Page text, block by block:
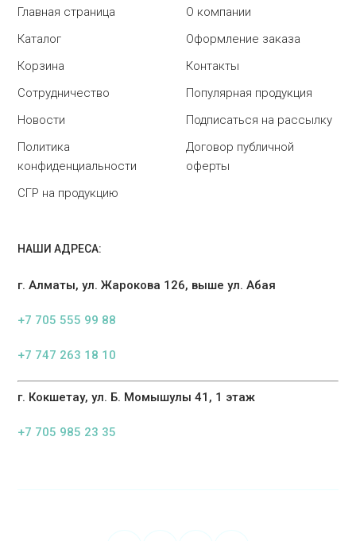
Главная страница
О компании
Каталог
Оформление заказа
Корзина
Контакты
Сотрудничество
Популярная продукция
Новости
Подписаться на рассылку
Политика
конфиденциальности
Договор публичной
оферты
СГР на продукцию
НАШИ АДРЕСА:
г. Алматы, ул. Жарокова 126, выше ул. Абая
+7 705 555 99 88
+7 747 263 18 10
г. Кокшетау, ул. Б. Момышулы 41, 1 этаж
+7 705 985 23 35